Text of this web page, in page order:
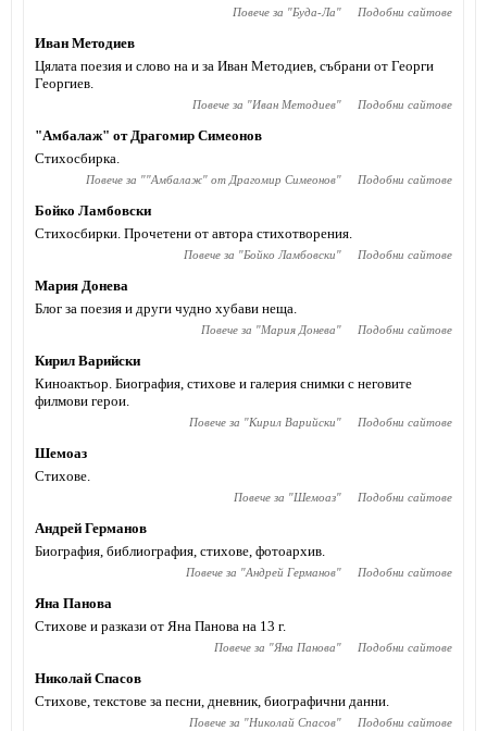
Повече за "Буда-Ла" Подобни сайтове
Иван Методиев
Цялата поезия и слово на и за Иван Методиев, събрани от Георги
Георгиев.
Повече за "Иван Методиев" Подобни сайтове
"Амбалаж" от Драгомир Симеонов
Стихосбирка.
Повече за ""Амбалаж" от Драгомир Симеонов" Подобни сайтове
Бойко Ламбовски
Стихосбирки. Прочетени от автора стихотворения.
Повече за "Бойко Ламбовски" Подобни сайтове
Мария Донева
Блог за поезия и други чудно хубави неща.
Повече за "Мария Донева" Подобни сайтове
Кирил Варийски
Киноактьор. Биография, стихове и галерия снимки с неговите
филмови герои.
Повече за "Кирил Варийски" Подобни сайтове
Шемоаз
Стихове.
Повече за "Шемоаз" Подобни сайтове
Андрей Германов
Биография, библиография, стихове, фотоархив.
Повече за "Андрей Германов" Подобни сайтове
Яна Панова
Стихове и разкази от Яна Панова на 13 г.
Повече за "Яна Панова" Подобни сайтове
Николай Спасов
Стихове, текстове за песни, дневник, биографични данни.
Повече за "Николай Спасов" Подобни сайтове